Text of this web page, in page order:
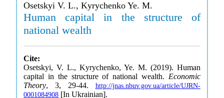
Osetskyi V. L., Kyrychenko Ye. M.
Human capital in the structure of
national wealth
Cite:
Osetskyi, V. L., Kyrychenko, Ye. M. (2019). Human
capital in the structure of national wealth. Economic
Theory, 3, 29-44. http://jnas.nbuv.gov.ua/article/UJRN-
0001084908 [In Ukrainian].